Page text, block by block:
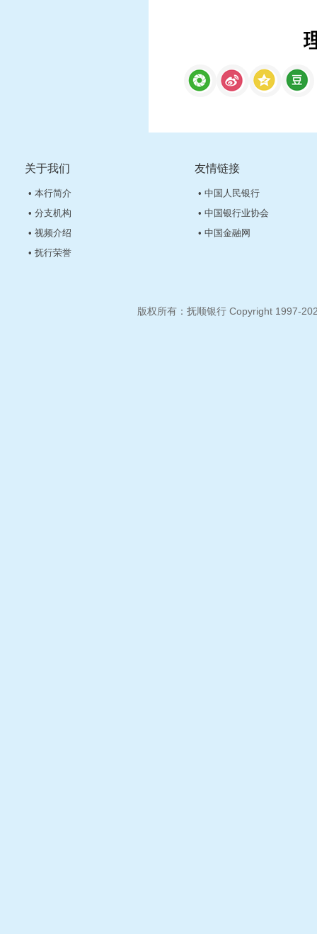
关于我们
• 本行简介
• 分支机构
• 视频介绍
• 抚行荣誉
友情链接
• 中国人民银行
• 中国银行业协会
• 中国金融网
版权所有：抚顺银行 Copyright 1997-